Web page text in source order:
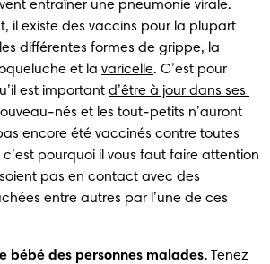
entraîner une pneumonie virale.
il existe des vaccins pour la plupart
différentes formes de grippe, la
et la varicelle. C’est pour
est important d’être à jour dans ses
nés et les tout-petits n’auront
encore été vaccinés contre toutes
pourquoi il vous faut faire attention
pas en contact avec des
entre autres par l’une de ces
bébé des personnes malades. Tenez